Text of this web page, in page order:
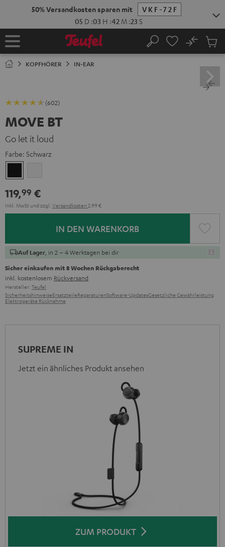
Startseite Suche
No
KOPFHÖRER IN-EAR
(602)
MOVE BT
Go let it loud
Farbe: Schwarz
119,99 €
Inkl. MwSt und zzgl. Versandkosten 2,99 €
IN DEN WARENKORB
Auf Lager , in 2 – 4 Werktagen bei dir
Sicher einkaufen mit 8 Wochen Rückgaberecht
inkl. kostenlosem Rückversand
Hersteller: Teufel
SicherheitshinweiseErsatzteileReparaturenSoftware-UpdatesGesetzliche Gewährleistung
Elektrogeräte Rücknahme
SUPREME IN
Jetzt ein ähnliches Produkt ansehen
ZUM PRODUKT